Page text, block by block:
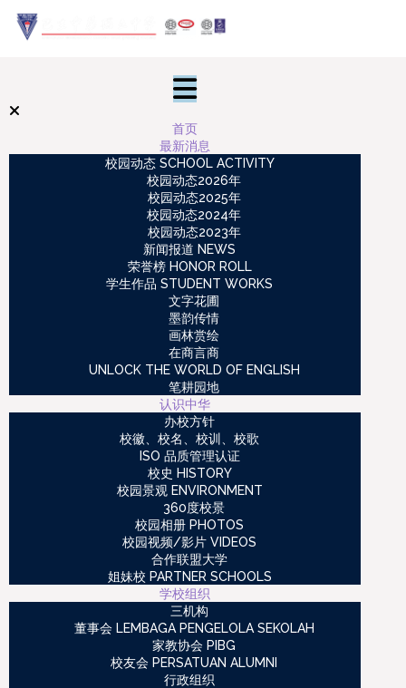
首页
最新消息
校园动态 SCHOOL ACTIVITY
校园动态2026年
校园动态2025年
校园动态2024年
校园动态2023年
新闻报道 NEWS
荣誉榜 HONOR ROLL
学生作品 STUDENT WORKS
文字花圃
墨韵传情
画林赏绘
在商言商
UNLOCK THE WORLD OF ENGLISH
笔耕园地
认识中华
办校方针
校徽、校名、校训、校歌
ISO 品质管理认证
校史 HISTORY
校园景观 ENVIRONMENT
360度校景
校园相册 PHOTOS
校园视频/影片 VIDEOS
合作联盟大学
姐妹校 PARTNER SCHOOLS
学校组织
三机构
董事会 LEMBAGA PENGELOLA SEKOLAH
家教协会 PIBG
校友会 PERSATUAN ALUMNI
行政组织